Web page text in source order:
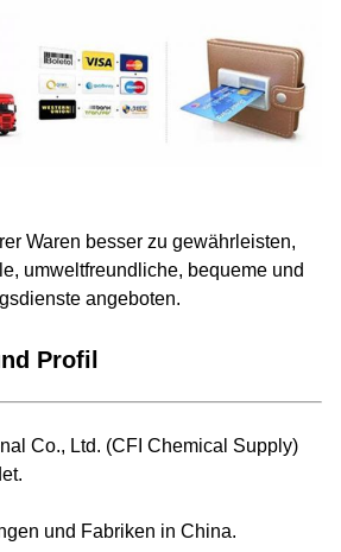
Waren besser zu gewährleisten,
umweltfreundliche, bequeme und
angeboten.
Profil
Co., Ltd. (CFI Chemical Supply)
und Fabriken in China.